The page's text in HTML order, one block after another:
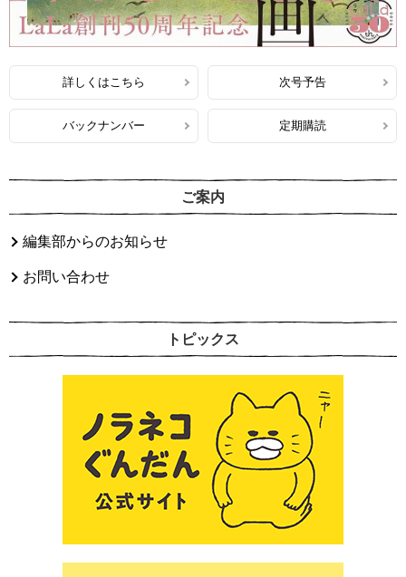
詳しくはこちら 次号予告
バックナンバー 定期購読
ご案内
編集部からのお知らせ
お問い合わせ
トピックス